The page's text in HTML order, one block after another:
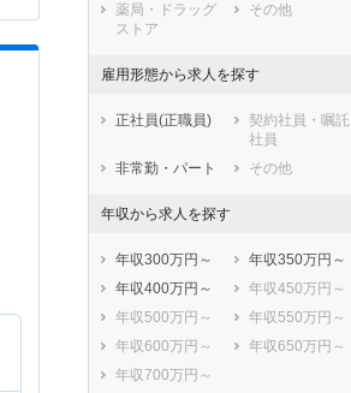
香川県
愛媛県
熊本県
大分県
薬局・ドラッグ
ストア
その他
雇用形態から求人を探す
正社員(正職員)
契約社員・嘱託
社員
非常勤・パート
その他
年収から求人を探す
年収300万円～
年収350万円～
年収400万円～
年収450万円～
年収500万円～
年収550万円～
年収600万円～
年収650万円～
年収700万円～